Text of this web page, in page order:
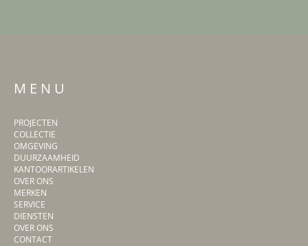
M E N U
PROJECTEN
COLLECTIE
OMGEVING
DUURZAAMHEID
KANTOORARTIKELEN
OVER ONS
MERKEN
SERVICE
DIENSTEN
OVER ONS
CONTACT